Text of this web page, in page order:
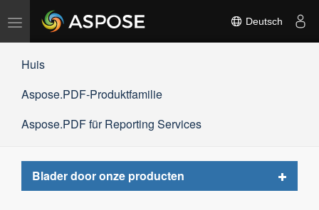
Navigation
umschalten
Deutsch
Huis
Aspose.PDF-Produktfamilie
Aspose.PDF für Reporting Services
Blader door onze producten
Toggle